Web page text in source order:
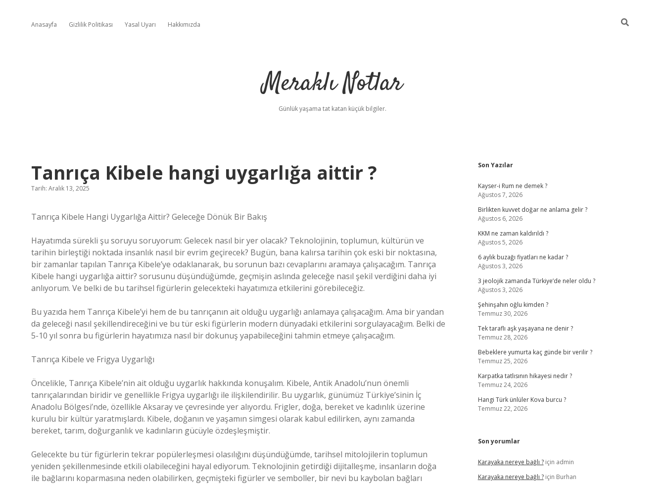
Anasayfa Gizlilik Politikası Yasal Uyarı Hakkımızda
Meraklı Notlar
Günlük yaşama tat katan küçük bilgiler.
Tanrıça Kibele hangi uygarlığa aittir ?
Tarih: Aralık 13, 2025
Tanrıça Kibele Hangi Uygarlığa Aittir? Geleceğe Dönük Bir Bakış
Hayatımda sürekli şu soruyu soruyorum: Gelecek nasıl bir yer olacak? Teknolojinin, toplumun, kültürün ve
tarihin birleştiği noktada insanlık nasıl bir evrim geçirecek? Bugün, bana kalırsa tarihin çok eski bir noktasına,
bir zamanlar tapılan Tanrıça Kibele’ye odaklanarak, bu sorunun bazı cevaplarını aramaya çalışacağım. Tanrıça
Kibele hangi uygarlığa aittir? sorusunu düşündüğümde, geçmişin aslında geleceğe nasıl şekil verdiğini daha iyi
anlıyorum. Ve belki de bu tarihsel figürlerin gelecekteki hayatımıza etkilerini görebileceğiz.
Bu yazıda hem Tanrıça Kibele’yi hem de bu tanrıçanın ait olduğu uygarlığı anlamaya çalışacağım. Ama bir yandan
da geleceği nasıl şekillendireceğini ve bu tür eski figürlerin modern dünyadaki etkilerini sorgulayacağım. Belki de
5-10 yıl sonra bu figürlerin hayatımıza nasıl bir dokunuş yapabileceğini tahmin etmeye çalışacağım.
Tanrıça Kibele ve Frigya Uygarlığı
Öncelikle, Tanrıça Kibele’nin ait olduğu uygarlık hakkında konuşalım. Kibele, Antik Anadolu’nun önemli
tanrıçalarından biridir ve genellikle Frigya uygarlığı ile ilişkilendirilir. Bu uygarlık, günümüz Türkiye’sinin İç
Anadolu Bölgesi’nde, özellikle Aksaray ve çevresinde yer alıyordu. Frigler, doğa, bereket ve kadınlık üzerine
kurulu bir kültür yaratmışlardı. Kibele, doğanın ve yaşamın simgesi olarak kabul edilirken, aynı zamanda
bereket, tarım, doğurganlık ve kadınların gücüyle özdeşleşmiştir.
Gelecekte bu tür figürlerin tekrar popülerleşmesi olasılığını düşündüğümde, tarihsel mitolojilerin toplumun
yeniden şekillenmesinde etkili olabileceğini hayal ediyorum. Teknolojinin getirdiği dijitalleşme, insanların doğa
ile bağlarını koparmasına neden olabilirken, geçmişteki figürler ve semboller, bir nevi bu kaybolan bağları
Sidebar
Son Yazılar
Kayser-i Rum ne demek ?
Ağustos 7, 2026
Birlikten kuvvet doğar ne anlama gelir ?
Ağustos 6, 2026
KKM ne zaman kaldırıldı ?
Ağustos 5, 2026
6 aylık buzağı fiyatları ne kadar ?
Ağustos 3, 2026
3 jeolojik zamanda Türkiye’de neler oldu ?
Ağustos 3, 2026
Şehinşahın oğlu kimden ?
Temmuz 30, 2026
Tek taraflı aşk yaşayana ne denir ?
Temmuz 28, 2026
Bebeklere yumurta kaç günde bir verilir ?
Temmuz 25, 2026
Karpatka tatlısının hikayesi nedir ?
Temmuz 24, 2026
Hangi Türk ünlüler Kova burcu ?
Temmuz 22, 2026
Son yorumlar
Karayaka nereye bağlı ?için admin
Karayaka nereye bağlı ?için Burhan